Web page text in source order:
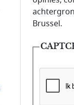
Brussel.